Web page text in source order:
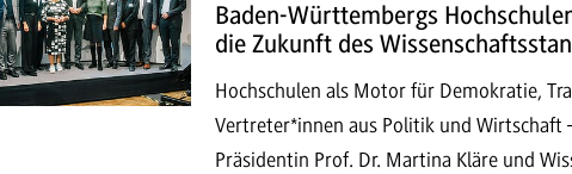
Baden-Württembergs
die Zukunft des
Hochschulen als Motor für Demokratie,
Vertreter*innen aus Politik und Wirtschaft
Präsidentin Prof. Dr. Martina Kläre und